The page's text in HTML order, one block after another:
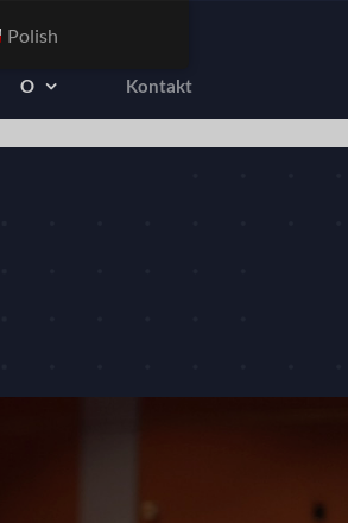
O Kontakt
Polish